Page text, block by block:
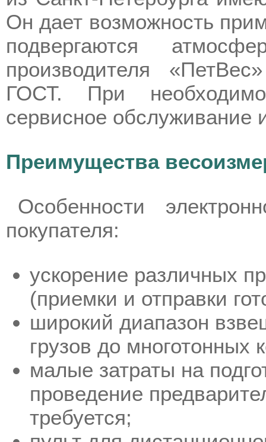
Он дает возможность
подвергаются
производителя
ГОСТ. При
сервисное обслуживание
Преимущества
Особенности
покупателя:
ускорение различных
(приемки и отправки
широкий диапазон
грузов до многотонных
малые затраты на
проведение
требуется;